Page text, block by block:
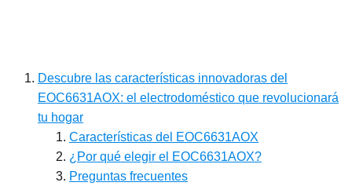
Descubre las características innovadoras del
EOC6631AOX: el electrodoméstico que revolucionará
tu hogar
Características del EOC6631AOX
¿Por qué elegir el EOC6631AOX?
Preguntas frecuentes